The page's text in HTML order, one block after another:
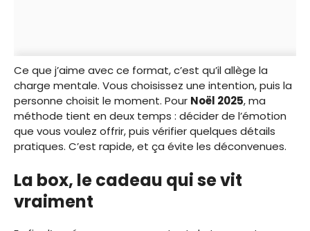
Ce que j’aime avec ce format, c’est qu’il allège la
charge mentale. Vous choisissez une intention, puis la
personne choisit le moment. Pour Noël 2025, ma
méthode tient en deux temps : décider de l’émotion
que vous voulez offrir, puis vérifier quelques détails
pratiques. C’est rapide, et ça évite les déconvenues.
La box, le cadeau qui se vit
vraiment